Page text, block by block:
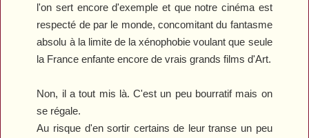
l'on sert encore d'exemple et que notre cinéma est
respecté de par le monde, concomitant du fantasme
absolu à la limite de la xénophobie voulant que seule
la France enfante encore de vrais grands films d'Art.
Non, il a tout mis là. C'est un peu bourratif mais on
se régale.
Au risque d'en sortir certains de leur transe un peu